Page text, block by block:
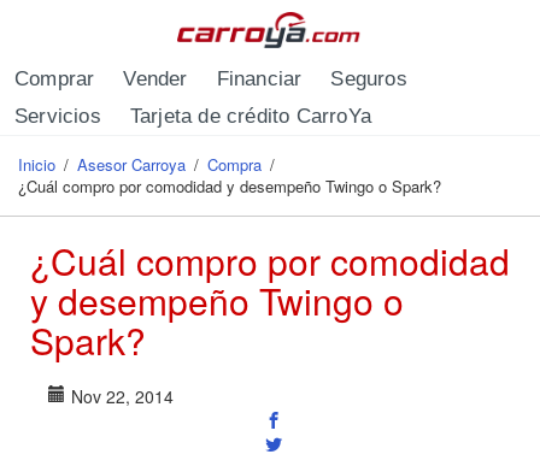
Comprar Vender Financiar
Seguros
Servicios
Tarjeta de crédito CarroYa
Se encuentra usted aquí
Inicio / Asesor Carroya / Compra /
¿Cuál compro por comodidad y desempeño Twingo o Spark?
¿Cuál compro por comodidad
y desempeño Twingo o
Spark?
Nov 22, 2014